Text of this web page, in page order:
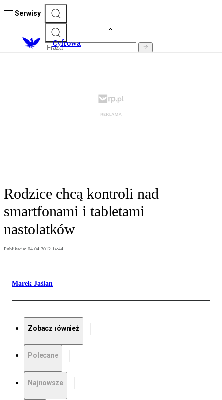
Serwisy
Cyfrowa
Rodzice chcą kontroli nad
smartfonami i tabletami
nastolatków
Publikacja: 04.04.2012 14:44
Marek Jaślan
Zobacz również
Polecane
Najnowsze